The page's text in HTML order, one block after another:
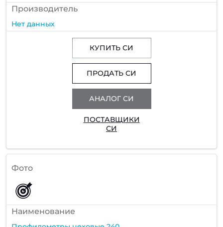
Производитель
Нет данных
КУПИТЬ СИ
ПРОДАТЬ СИ
АНАЛОГ СИ
ПОСТАВЩИКИ
СИ
Фото
Наименование